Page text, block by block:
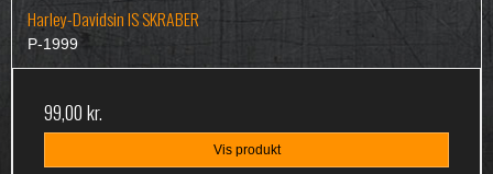
Harley-Davidsin IS SKRABER
P-1999
99,00 kr.
Vis produkt